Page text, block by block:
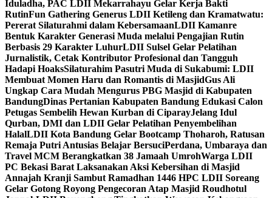
Iduladha, PAC LDII Mekarrahayu Gelar Kerja Bakti
RutinFun Gathering Generus LDII Ketileng dan Kramatwatu:
Pererat Silaturahmi dalam KebersamaanLDII Kamanre
Bentuk Karakter Generasi Muda melalui Pengajian Rutin
Berbasis 29 Karakter LuhurLDII Sulsel Gelar Pelatihan
Jurnalistik, Cetak Kontributor Profesional dan Tangguh
Hadapi HoaksSilaturahim Pasutri Muda di Sukabumi: LDII
Membuat Momen Haru dan Romantis di MasjidGus Ali
Ungkap Cara Mudah Mengurus PBG Masjid di Kabupaten
BandungDinas Pertanian Kabupaten Bandung Edukasi Calon
Petugas Sembelih Hewan Kurban di CiparayJelang Idul
Qurban, DMI dan LDII Gelar Pelatihan Penyembelihan
HalalLDII Kota Bandung Gelar Bootcamp Thoharoh, Ratusan
Remaja Putri Antusias Belajar BersuciPerdana, Umbaraya dan
Travel MCM Berangkatkan 38 Jamaah UmrohWarga LDII
PC Bekasi Barat Laksanakan Aksi Kebersihan di Masjid
Annajah Kranji Sambut Ramadhan 1446 HPC LDII Soreang
Gelar Gotong Royong Pengecoran Atap Masjid Roudhotul